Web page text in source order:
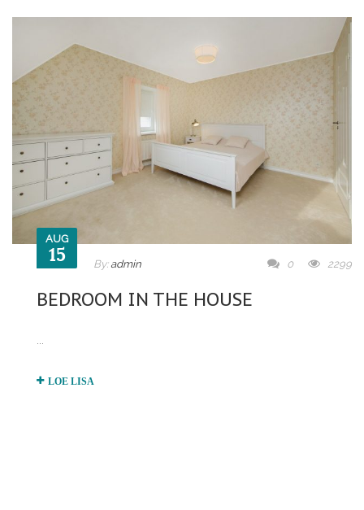
AUG
15 By: admin 0 2299
BEDROOM IN THE HOUSE
LOE LISA